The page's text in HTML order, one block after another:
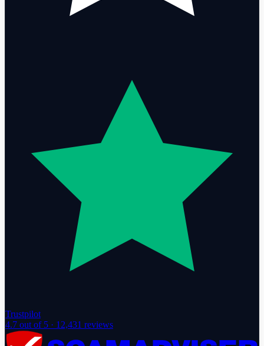
Trustpilot
4.7 out of 5 · 12,431 reviews